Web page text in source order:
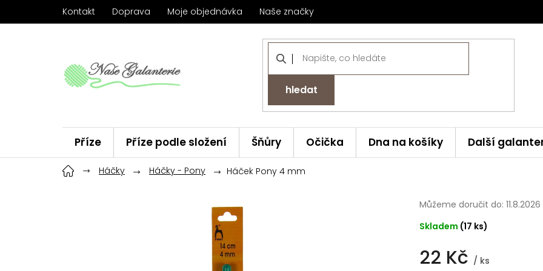
Kontakt Doprava Moje objednávka Naše značky
hledat
Příze Příze podle složení Šňůry Očička Dna na košíky Další
Háčky ChiaoGoo Značky
Háčky Háčky - Pony Háček Pony 4 mm
22 Kč / ks
Skladem (17 ks)
Můžeme doručit do: 11.8.2026